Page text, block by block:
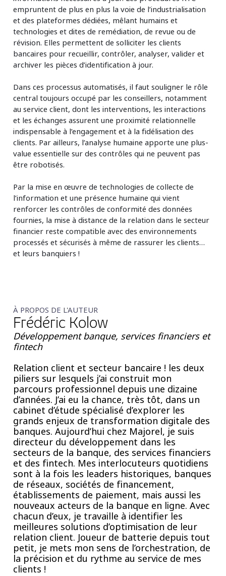
empruntent de plus en plus la voie de l’industrialisation
et des plateformes dédiées, mêlant humains et
technologies et dites de remédiation, de revue ou de
révision. Elles permettent de solliciter les clients
bancaires pour recueillir, contrôler, analyser, valider et
archiver les pièces d’identification à jour.
Dans ces processus automatisés, il faut souligner le rôle
central toujours occupé par les conseillers, notamment
au service client, dont les interventions, les interactions
et les échanges assurent une proximité relationnelle
indispensable à l’engagement et à la fidélisation des
clients. Par ailleurs, l’analyse humaine apporte une plus-
value essentielle sur des contrôles qui ne peuvent pas
être robotisés.
Par la mise en œuvre de technologies de collecte de
l’information et une présence humaine qui vient
renforcer les contrôles de conformité des données
fournies, la mise à distance de la relation dans le secteur
financier reste compatible avec des environnements
processés et sécurisés à même de rassurer les clients…
et leurs banquiers !
À PROPOS DE L'AUTEUR
Frédéric Kolow
Développement banque, services financiers et
fintech
Relation client et secteur bancaire ! les deux
piliers sur lesquels j’ai construit mon
parcours professionnel depuis une dizaine
d’années. J’ai eu la chance, très tôt, dans un
cabinet d’étude spécialisé d’explorer les
grands enjeux de transformation digitale des
banques. Aujourd’hui chez Majorel, je suis
directeur du développement dans les
secteurs de la banque, des services financiers
et des fintech. Mes interlocuteurs quotidiens
sont à la fois les leaders historiques, banques
de réseaux, sociétés de financement,
établissements de paiement, mais aussi les
nouveaux acteurs de la banque en ligne. Avec
chacun d’eux, je travaille à identifier les
meilleures solutions d’optimisation de leur
relation client. Joueur de batterie depuis tout
petit, je mets mon sens de l’orchestration, de
la précision et du rythme au service de mes
clients !